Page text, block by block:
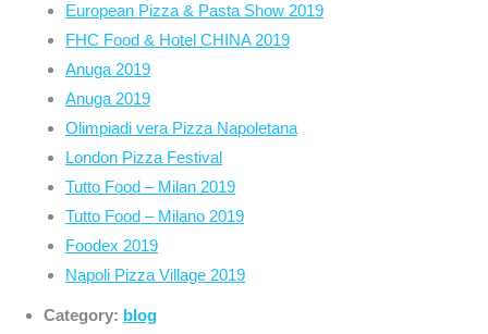
European Pizza & Pasta Show 2019
FHC Food & Hotel CHINA 2019
Anuga 2019
Anuga 2019
Olimpiadi vera Pizza Napoletana
London Pizza Festival
Tutto Food – Milan 2019
Tutto Food – Milano 2019
Foodex 2019
Napoli Pizza Village 2019
Category: blog